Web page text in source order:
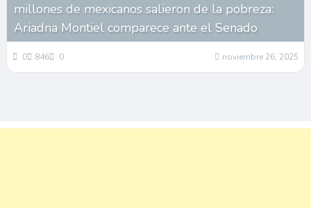
millones de mexicanos salieron de la pobreza:
Ariadna Montiel comparece ante el Senado
0 846 0 noviembre 26, 2025